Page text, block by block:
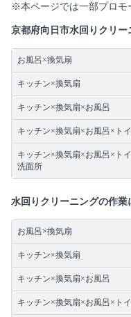
※本ページでは一部プロモ
京都府向日市水回りクリ
お風呂×換気扇
キッチン×換気扇
キッチン×換気扇×お風呂
キッチン×換気扇×お風呂×ト
キッチン×換気扇×お風呂×ト
洗面所
水回りクリーニングの作業
お風呂×換気扇
キッチン×換気扇
キッチン×換気扇×お風呂
キッチン×換気扇×お風呂×ト